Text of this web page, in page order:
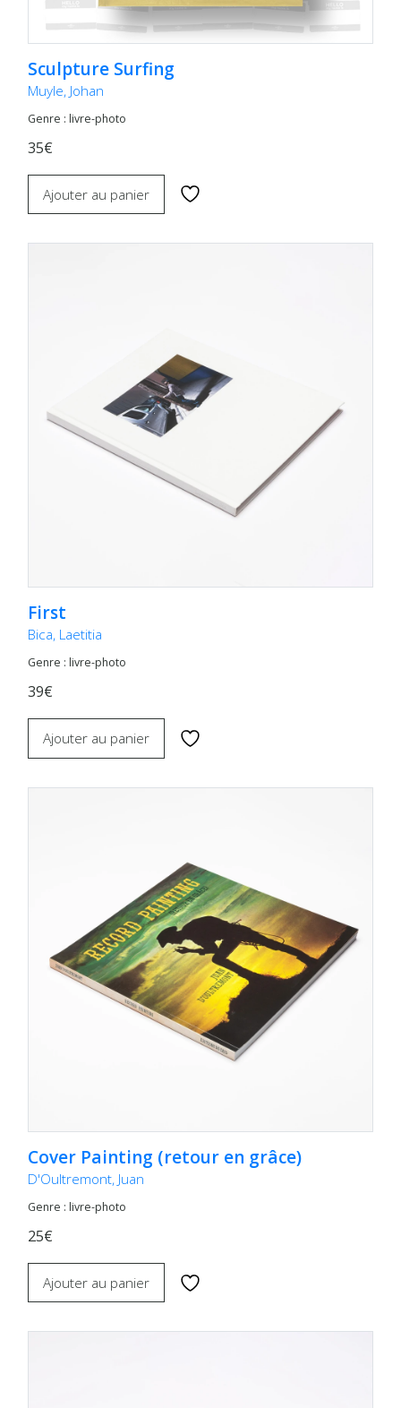
Sculpture Surfing
Muyle, Johan
Genre : livre-photo
35€
Ajouter au panier
First
Bica, Laetitia
Genre : livre-photo
39€
Ajouter au panier
Cover Painting (retour en grâce)
D'Oultremont, Juan
Genre : livre-photo
25€
Ajouter au panier